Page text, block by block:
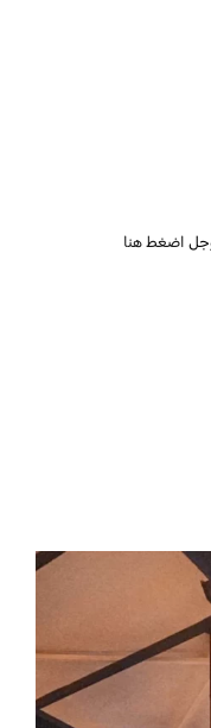
اضغط هنا